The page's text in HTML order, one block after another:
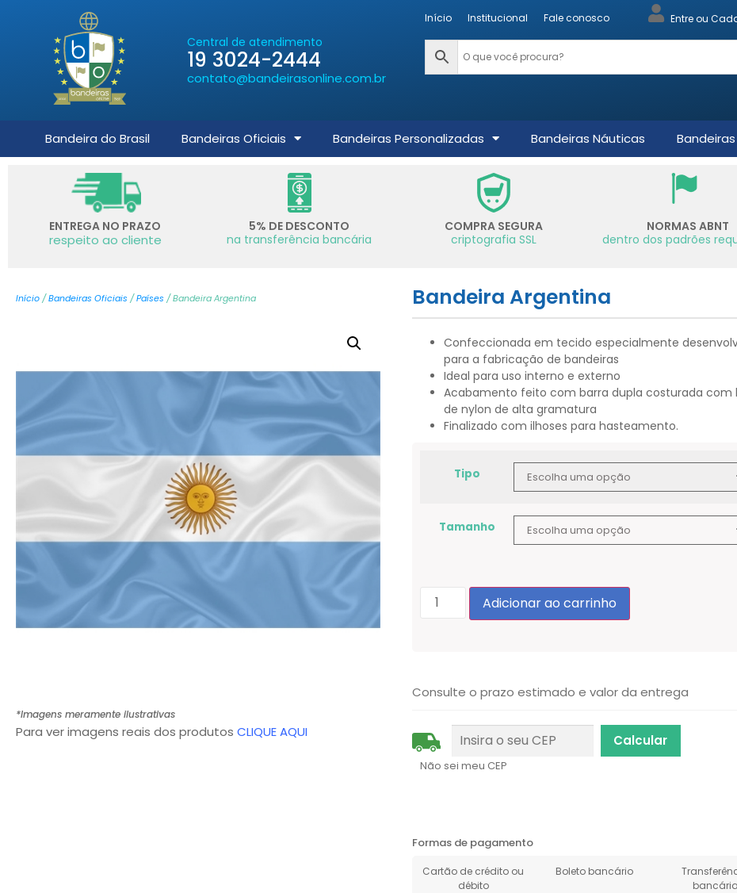
Central de atendimento
19 3024-2444
contato@bandeirasonline.com.br
Início Institucional Fale conosco Entre ou
Bandeira do Brasil Bandeiras Oficiais Bandeiras Personalizadas Bandeiras Náuticas
ENTREGA NO PRAZO
respeito ao cliente
5% DE DESCONTO
na transferência bancária
COMPRA SEGURA
criptografia SSL
NORMAS ABNT
dentro dos padrões
Início/Bandeiras Oficiais/Países/ Bandeira Argentina
*Imagens meramente ilustrativas
Para ver imagens reais dos produtos CLIQUE AQUI
Bandeira Argentina
Confeccionada em tecido especialmente
para a fabricação de bandeiras
Ideal para uso interno e externo
Acabamento feito com barra dupla costurada com
de nylon de alta gramatura
Finalizado com ilhoses para hasteamento.
Tipo
Tamanho
Adicionar ao carrinho
Consulte o prazo estimado e valor da entrega
Não sei meu CEP
Formas de pagamento
Cartão de crédito ou
débito
Boleto bancário
bancária